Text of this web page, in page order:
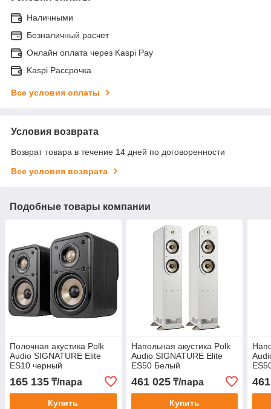
Наличными
Безналичный расчет
Онлайн оплата через Kaspi Pay
Kaspi Рассрочка
Все условия оплаты
Условия возврата
Возврат товара в течение 14 дней по договоренности
Все условия возврата
Подобные товары компании
Полочная акустика Polk
Audio SIGNATURE Elite
ES10 черный
165 135 ₸/пара
Купить
Напольная акустика Polk
Audio SIGNATURE Elite
ES50 Белый
461 025₸/пара
Купить